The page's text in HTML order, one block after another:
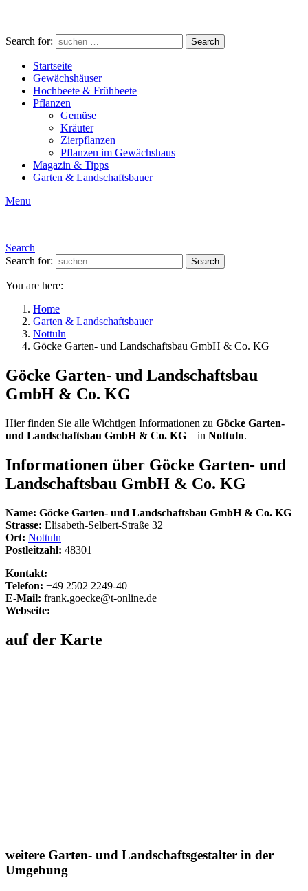
Search for: Search
Startseite
Gewächshäuser
Hochbeete & Frühbeete
Pflanzen
Gemüse
Kräuter
Zierpflanzen
Pflanzen im Gewächshaus
Magazin & Tipps
Garten & Landschaftsbauer
Menu
Search
Search for:
Search
You are here:
Home
Garten & Landschaftsbauer
Nottuln
Göcke Garten- und Landschaftsbau GmbH & Co. KG
Göcke Garten- und Landschaftsbau
GmbH & Co. KG
Hier finden Sie alle Wichtigen Informationen zu Göcke Garten-
und Landschaftsbau GmbH & Co. KG – in Nottuln.
Informationen über Göcke Garten- und
Landschaftsbau GmbH & Co. KG
Name: Göcke Garten- und Landschaftsbau GmbH & Co. KG
Strasse: Elisabeth-Selbert-Straße 32
Ort: Nottuln
Postleitzahl: 48301
Kontakt:
Telefon: +49 2502 2249-40
E-Mail: frank.goecke@t-online.de
Webseite:
auf der Karte
weitere Garten- und Landschaftsgestalter in der
Umgebung